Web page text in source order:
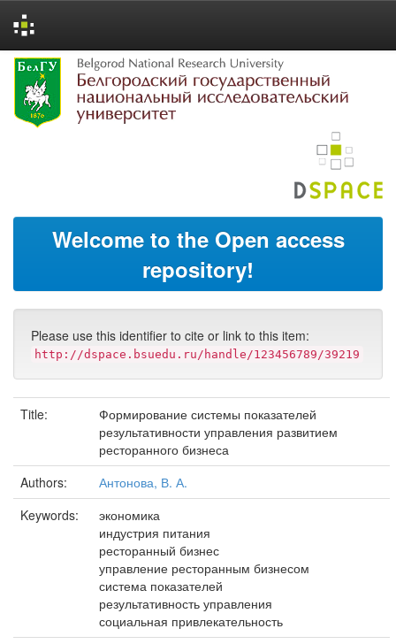
Skip
navigation
Welcome to the Open access
repository!
Please use this identifier to cite or link to this item:
http://dspace.bsuedu.ru/handle/123456789/39219
Title:
Формирование системы показателей
результативности управления развитием
ресторанного бизнеса
Authors:
Антонова, В. А.
Keywords:
экономика
индустрия питания
ресторанный бизнес
управление ресторанным бизнесом
система показателей
результативность управления
социальная привлекательность